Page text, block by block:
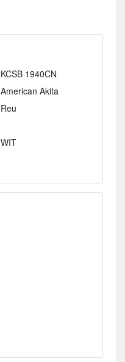
KCSB 1940CN
American Akita
Reu
WIT